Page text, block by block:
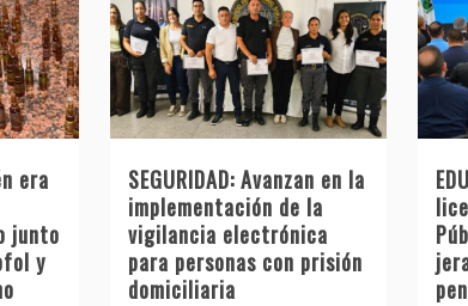
era
junto
y
SEGURIDAD: Avanzan en la
implementación de la
vigilancia electrónica
para personas con prisión
domiciliaria